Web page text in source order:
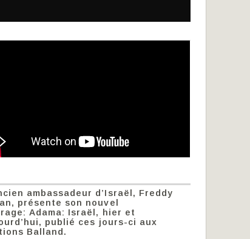
ambassadeur d’Israël, Freddy
présente son nouvel
Adama: Israël, hier et
publié ces jours-ci aux
Balland.